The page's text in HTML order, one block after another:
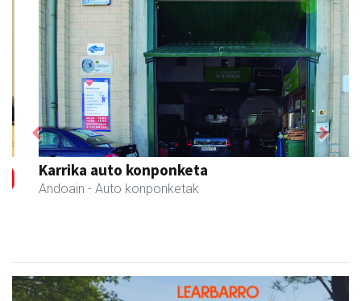
Karrika auto konponketa
Andoain - Auto konponketak
Previous Next